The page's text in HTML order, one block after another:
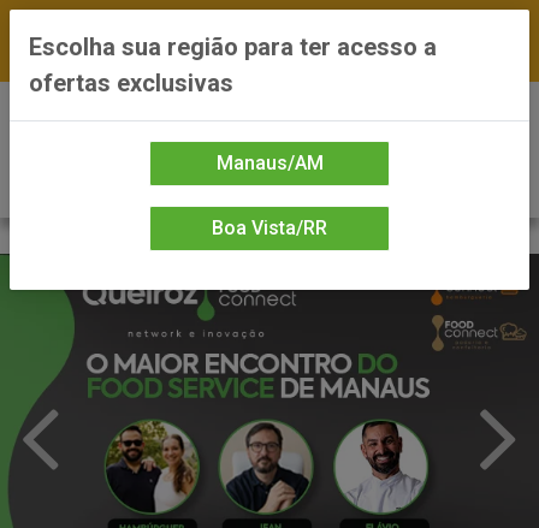
*Preços exclusivos do site — Entrega em até 24h
Escolha sua região para ter acesso a
ofertas exclusivas
Manaus/AM
Boa Vista/RR